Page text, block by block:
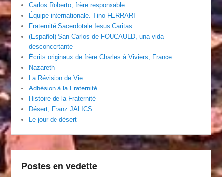
Carlos Roberto, frère responsable
Équipe internationale. Tino FERRARI
Fraternité Sacerdotale Iesus Caritas
(Español) San Carlos de FOUCAULD, una vida
desconcertante
Écrits originaux de frère Charles à Viviers, France
Nazareth
La Révision de Vie
Adhésion à la Fraternité
Histoire de la Fraternité
Désert, Franz JALICS
Le jour de désert
Postes en vedette